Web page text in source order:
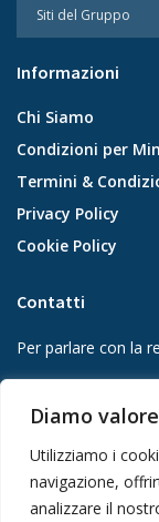
Diamo
Utilizziamo i
navigazione,
analizzare il
Informazioni
Chi Siamo
Condizioni per
Termini &
Privacy Policy
Cookie Policy
Contatti
Per parlare con la